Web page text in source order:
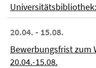
20.04. - 15.08.
Bewerbungsfrist zum
20.04.-15.08.